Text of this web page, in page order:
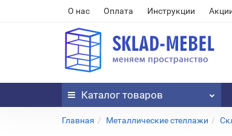
О нас Оплата Инструкции
Каталог товаров
Главная Металлические стеллажи